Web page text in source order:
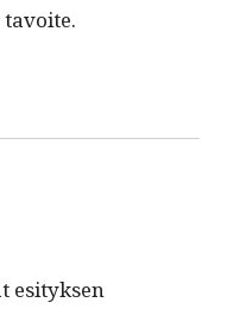
esi­tyk­sen